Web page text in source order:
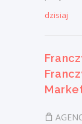
dzisiaj